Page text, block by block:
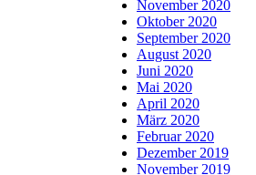
November 2020
Oktober 2020
September 2020
August 2020
Juni 2020
Mai 2020
April 2020
März 2020
Februar 2020
Dezember 2019
November 2019